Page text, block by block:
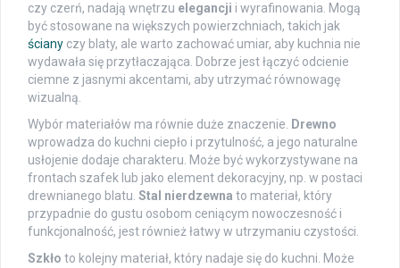
czy czerń, nadają wnętrzu elegancji i wyrafinowania. Mogą
być stosowane na większych powierzchniach, takich jak
ściany czy blaty, ale warto zachować umiar, aby kuchnia nie
wydawała się przytłaczająca. Dobrze jest łączyć odcienie
ciemne z jasnymi akcentami, aby utrzymać równowagę
wizualną.
Wybór materiałów ma równie duże znaczenie. Drewno
wprowadza do kuchni ciepło i przytulność, a jego naturalne
usłojenie dodaje charakteru. Może być wykorzystywane na
frontach szafek lub jako element dekoracyjny, np. w postaci
drewnianego blatu. Stal nierdzewna to materiał, który
przypadnie do gustu osobom ceniącym nowoczesność i
funkcjonalność, jest również łatwy w utrzymaniu czystości.
Szkło to kolejny materiał, który nadaje się do kuchni. Może